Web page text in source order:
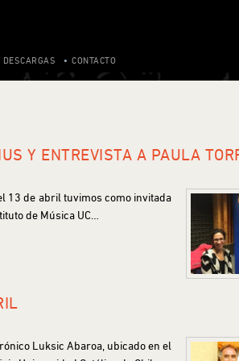
DESCARGAS CONTACTO
Y ENTREVISTA A PAULA
13 de abril tuvimos como invitada
de Música UC…
Luksic Abaroa, ubicado en el